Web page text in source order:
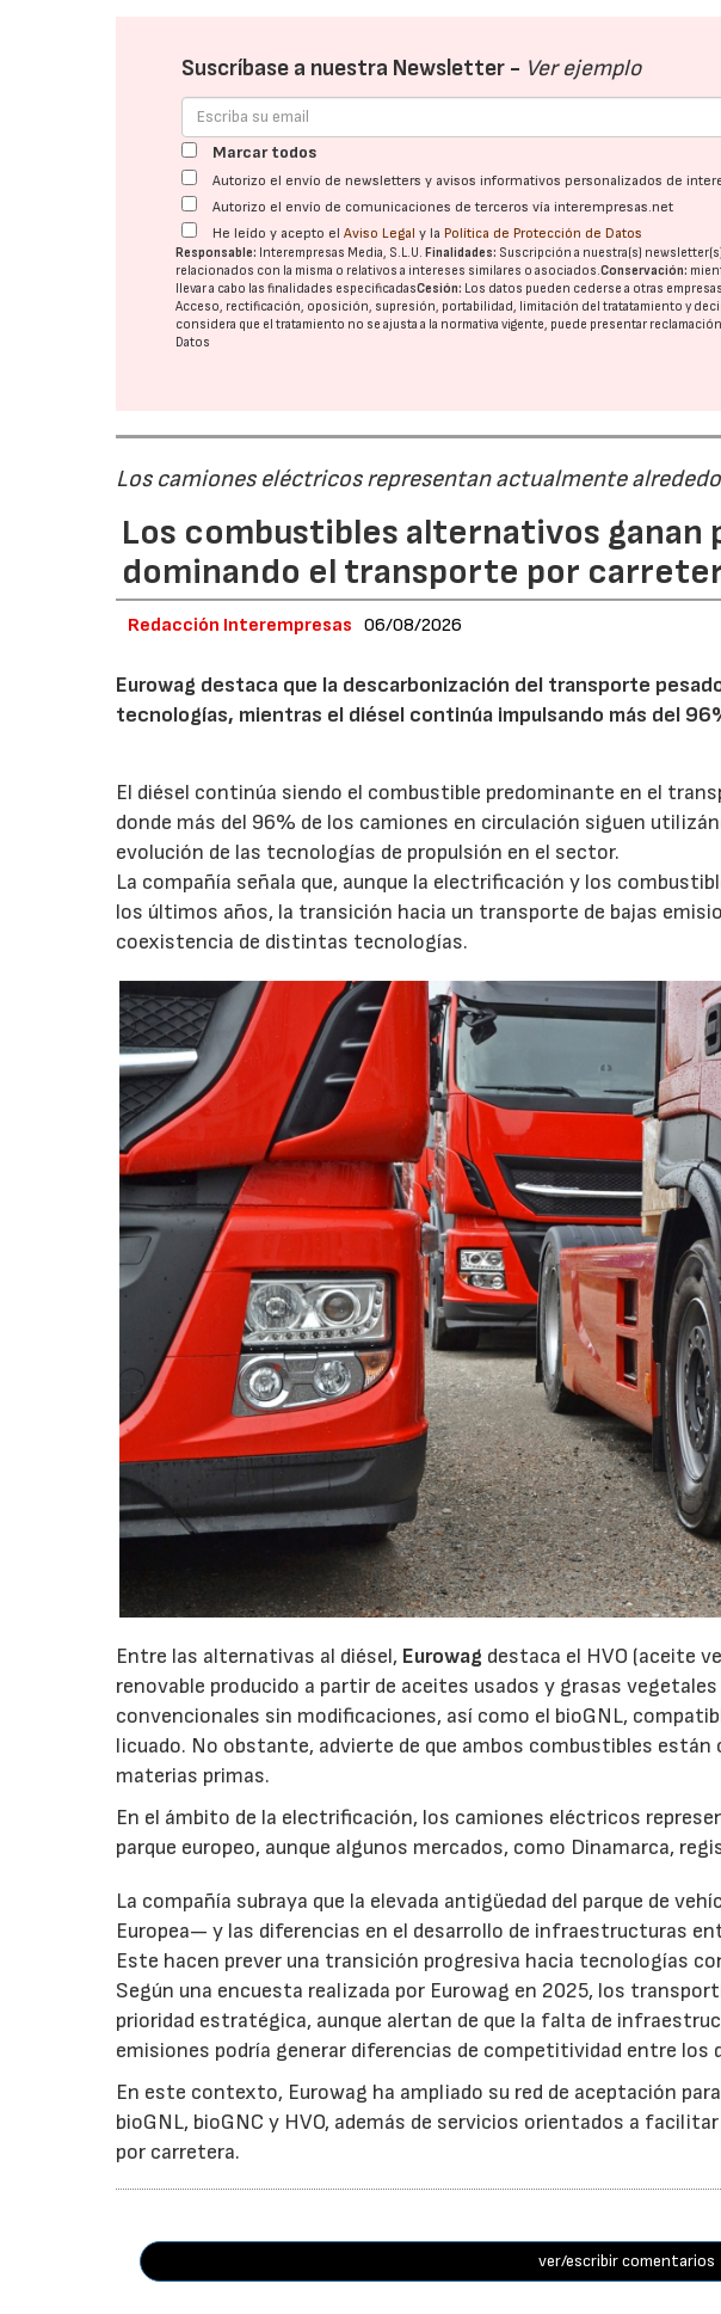
Suscríbase a nuestra Newsletter - Ver ejemplo
Marcar todos
Autorizo el envío de newsletters y avisos informativos personalizados de
Autorizo el envío de comunicaciones de terceros vía interempresas.net
He leído y acepto elAviso Legal y la Política de Protección de Datos
Responsable: Interempresas Media, S.L.U.Finalidades: Suscripción a nuestra(s)
relacionados con la misma o relativos a intereses similares o asociados.Conservación:
llevar a cabo las finalidades especificadasCesión: Los datos pueden cederse a otras
Acceso, rectificación, oposición, supresión, portabilidad, limitación del tratatamiento y
considera que el tratamiento no se ajusta a la normativa vigente, puede presentar
Datos
Los camiones eléctricos representan actualmente
Los combustibles alternativos ganan
dominando el transporte por
Redacción Interempresas 06/08/2026
Eurowag destaca que la descarbonización del transporte
tecnologías, mientras el diésel continúa impulsando más del
El diésel continúa siendo el combustible predominante en el
donde más del 96% de los camiones en circulación siguen
evolución de las tecnologías de propulsión en el sector.
La compañía señala que, aunque la electrificación y los
los últimos años, la transición hacia un transporte de bajas
coexistencia de distintas tecnologías.
Entre las alternativas al diésel, Eurowag destaca el HVO (aceite
renovable producido a partir de aceites usados y grasas
convencionales sin modificaciones, así como el bioGNL,
licuado. No obstante, advierte de que ambos combustibles están
materias primas.
En el ámbito de la electrificación, los camiones eléctricos
parque europeo, aunque algunos mercados, como Dinamarca,
La compañía subraya que la elevada antigüedad del parque de
Europea— y las diferencias en el desarrollo de infraestructuras
Este hacen prever una transición progresiva hacia tecnologías
Según una encuesta realizada por Eurowag en 2025, los
prioridad estratégica, aunque alertan de que la falta de
emisiones podría generar diferencias de competitividad entre los
En este contexto, Eurowag ha ampliado su red de aceptación
bioGNL, bioGNC y HVO, además de servicios orientados a
por carretera.
ver/escribir comentarios